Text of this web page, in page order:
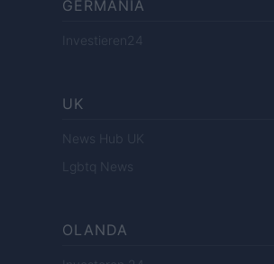
GERMANIA
Investieren24
UK
News Hub UK
Lgbtq News
OLANDA